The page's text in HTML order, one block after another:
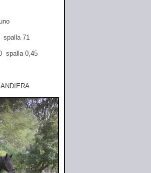
71
spalla 0,45